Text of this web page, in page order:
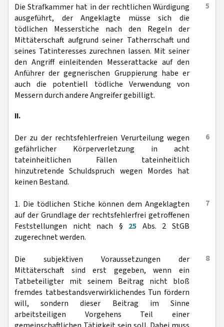
5
Die Strafkammer hat in der rechtlichen Würdigung
ausgeführt, der Angeklagte müsse sich die
tödlichen Messerstiche nach den Regeln der
Mittäterschaft aufgrund seiner Tatherrschaft und
seines Tatinteresses zurechnen lassen. Mit seiner
den Angriff einleitenden Messerattacke auf den
Anführer der gegnerischen Gruppierung habe er
auch die potentiell tödliche Verwendung von
Messern durch andere Angreifer gebilligt.
II.
6
Der zu der rechtsfehlerfreien Verurteilung wegen
gefährlicher Körperverletzung in acht
tateinheitlichen Fällen tateinheitlich
hinzutretende Schuldspruch wegen Mordes hat
keinen Bestand.
7
1. Die tödlichen Stiche können dem Angeklagten
auf der Grundlage der rechtsfehlerfrei getroffenen
Feststellungen nicht nach § 25 Abs. 2 StGB
zugerechnet werden.
8
Die subjektiven Voraussetzungen der
Mittäterschaft sind erst gegeben, wenn ein
Tatbeteiligter mit seinem Beitrag nicht bloß
fremdes tatbestandsverwirklichendes Tun fördern
will, sondern dieser Beitrag im Sinne
arbeitsteiligen Vorgehens Teil einer